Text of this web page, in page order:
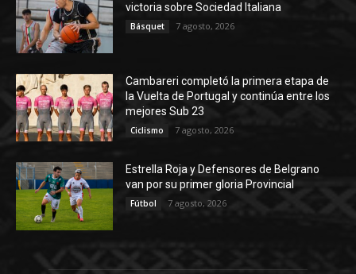
victoria sobre Sociedad Italiana
Básquet 7 agosto, 2026
Cambareri completó la primera etapa de
la Vuelta de Portugal y continúa entre los
mejores Sub 23
Ciclismo 7 agosto, 2026
Estrella Roja y Defensores de Belgrano
van por su primer gloria Provincial
Fútbol 7 agosto, 2026